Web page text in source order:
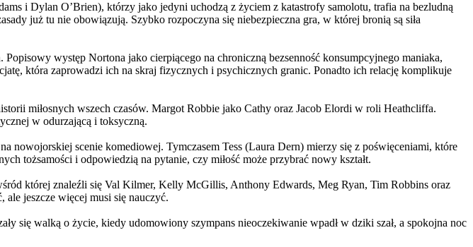
i Dylan O’Brien), którzy jako jedyni uchodzą z życiem z katastrofy samolotu, trafia na bezludną
już tu nie obowiązują. Szybko rozpoczyna się niebezpieczna gra, w której bronią są siła
występ Nortona jako cierpiącego na chroniczną bezsenność konsumpcyjnego maniaka,
która zaprowadzi ich na skraj fizycznych i psychicznych granic. Ponadto ich relację komplikuje
miłosnych wszech czasów. Margot Robbie jako Cathy oraz Jacob Elordi w roli Heathcliffa.
w odurzającą i toksyczną.
nowojorskiej scenie komediowej. Tymczasem Tess (Laura Dern) mierzy się z poświęceniami, które
tożsamości i odpowiedzią na pytanie, czy miłość może przybrać nowy kształt.
której znaleźli się Val Kilmer, Kelly McGillis, Anthony Edwards, Meg Ryan, Tim Robbins oraz
jeszcze więcej musi się nauczyć.
się walką o życie, kiedy udomowiony szympans nieoczekiwanie wpadł w dziki szał, a spokojna noc